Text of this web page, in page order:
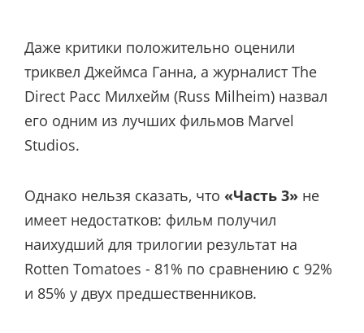
Даже критики положительно оценили
триквел Джеймса Ганна, а журналист The
Direct Расс Милхейм (Russ Milheim) назвал
его одним из лучших фильмов Marvel
Studios.
Однако нельзя сказать, что «Часть 3» не
имеет недостатков: фильм получил
наихудший для трилогии результат на
Rotten Tomatoes - 81% по сравнению с 92%
и 85% у двух предшественников.